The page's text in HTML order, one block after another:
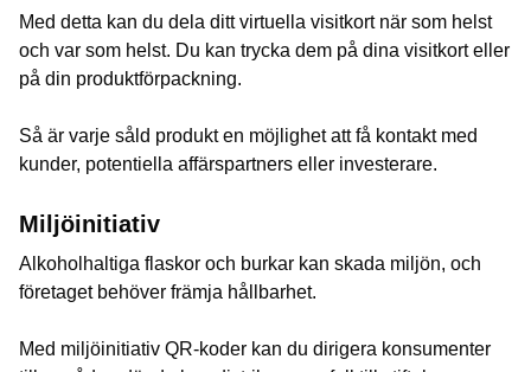
Med detta kan du dela ditt virtuella visitkort när som helst
och var som helst. Du kan trycka dem på dina visitkort eller
på din produktförpackning.
Så är varje såld produkt en möjlighet att få kontakt med
kunder, potentiella affärspartners eller investerare.
Miljöinitiativ
Alkoholhaltiga flaskor och burkar kan skada miljön, och
företaget behöver främja hållbarhet.
Med miljöinitiativ QR-koder kan du dirigera konsumenter